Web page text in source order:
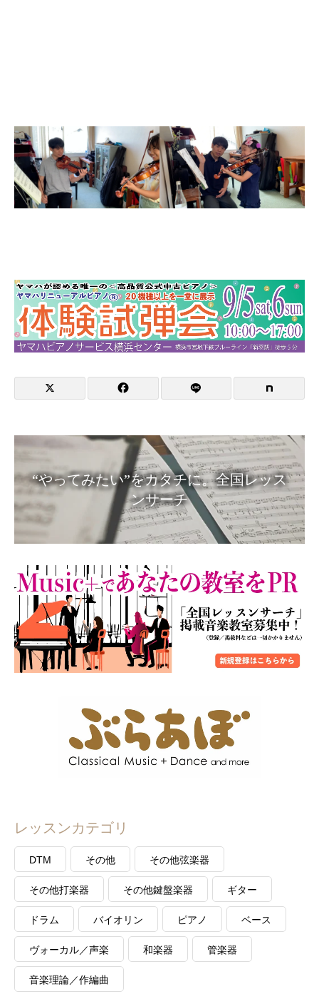
“やってみたい”をカタチに。全国レッス
ンサーチ
レッスンカテゴリ
DTM その他 その他弦楽器
その他打楽器 その他鍵盤楽器 ギター
ドラム バイオリン ピアノ ベース
ヴォーカル／声楽 和楽器 管楽器
音楽理論／作編曲